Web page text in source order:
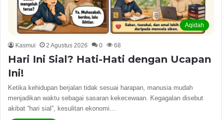
Aqidah
Kasmui 2 Agustus 2026 0 68
Hari Ini Sial? Hati-Hati dengan Ucapan
Ini!
Ketika kehidupan berjalan tidak sesuai harapan, manusia mudah
menjadikan waktu sebagai sasaran kekecewaan. Kegagalan disebut
akibat “hari sial”, kesulitan ekonomi…